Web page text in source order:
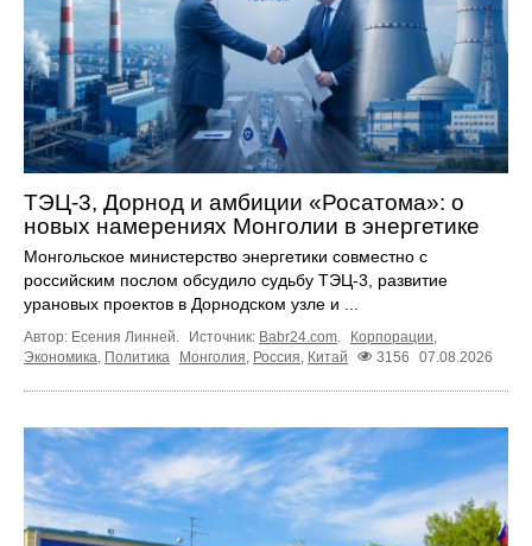
ТЭЦ-3, Дорнод и амбиции «Росатома»: о
новых намерениях Монголии в энергетике
Монгольское министерство энергетики совместно с
российским послом обсудило судьбу ТЭЦ‑3, развитие
урановых проектов в Дорнодском узле и ...
Автор: Есения Линней. Источник: Babr24.com. Корпорации,
Экономика, Политика Монголия, Россия, Китай 3156 07.08.2026